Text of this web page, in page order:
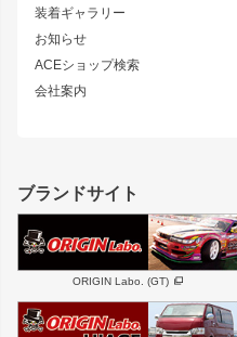
装着ギャラリー
お知らせ
ACEショップ検索
会社案内
180SX
シルエイティ
スズキ
GS350
SC
スバル
軽自動車
ジムニーパーツ
ホイール
MUD-S7
MUD-SR7
ボンネット
フェンダー
サイドパーツ
ハイエースパーツ
ホイール
ブランドサイト
ORIGIN Labo. (GT)